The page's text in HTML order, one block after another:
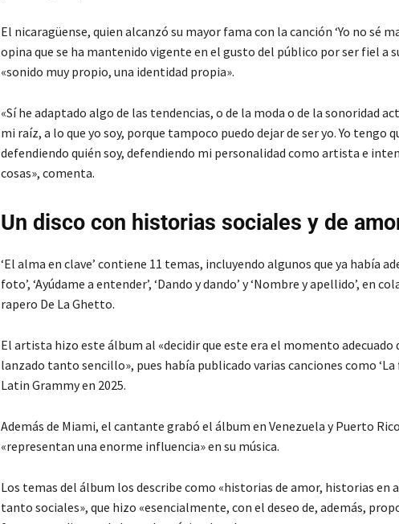
El nicaragüense, quien alcanzó su mayor fama con la canción ‘Yo no sé
opina que se ha mantenido vigente en el gusto del público por ser fiel a
«sonido muy propio, una identidad propia».
«Sí he adaptado algo de las tendencias, o de la moda o de la sonoridad
mi raíz, a lo que yo soy, porque tampoco puedo dejar de ser yo. Yo tengo
defendiendo quién soy, defendiendo mi personalidad como artista e
cosas», comenta.
Un disco con historias sociales y de
‘El alma en clave’ contiene 11 temas, incluyendo algunos que ya había
foto’, ‘Ayúdame a entender’, ‘Dando y dando’ y ‘Nombre y apellido’, en
rapero De La Ghetto.
El artista hizo este álbum al «decidir que este era el momento adecuado
lanzado tanto sencillo», pues había publicado varias canciones como
Latin Grammy en 2025.
Además de Miami, el cantante grabó el álbum en Venezuela y Puerto
«representan una enorme influencia» en su música.
Los temas del álbum los describe como «historias de amor, historias en
tanto sociales», que hizo «esencialmente, con el deseo de, además,